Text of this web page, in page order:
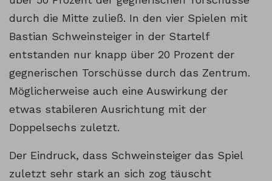
durch die Mitte zuließ. In den vier Spielen mit
Bastian Schweinsteiger in der Startelf
entstanden nur knapp über 20 Prozent der
gegnerischen Torschüsse durch das Zentrum.
Möglicherweise auch eine Auswirkung der
etwas stabileren Ausrichtung mit der
Doppelsechs zuletzt.
Der Eindruck, dass Schweinsteiger das Spiel
zuletzt sehr stark an sich zog täuscht